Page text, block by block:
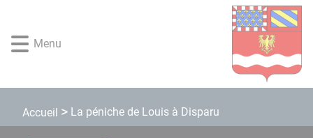
rapide
au
rapide
au
principal
rapide
recherche
rapide
au
de
Menu
Accueil La péniche de Louis à Disparu